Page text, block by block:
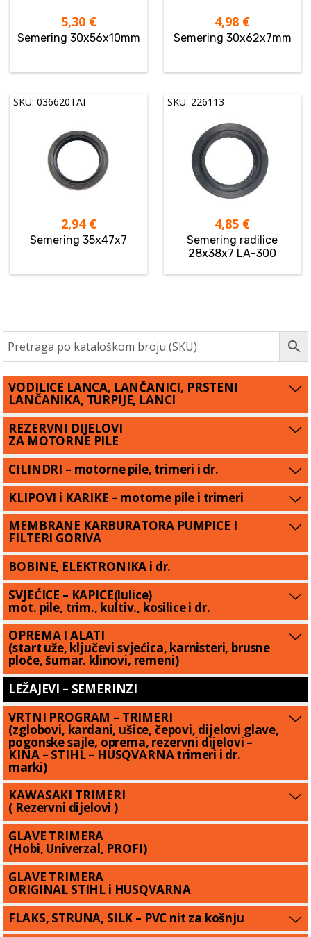
5,30 €
Semering 30x56x10mm
4,98 €
Semering 30x62x7mm
SKU: 036620TAI
2,94 €
Semering 35x47x7
SKU: 226113
4,85 €
Semering radilice
28x38x7 LA-300
VODILICE LANCA, LANČANICI, PRSTENI
LANČANIKA, TURPIJE, LANCI
REZERVNI DIJELOVI
ZA MOTORNE PILE
CILINDRI – motorne pile, trimeri i dr.
KLIPOVI i KARIKE – motorne pile i trimeri
MEMBRANE KARBURATORA PUMPICE I
FILTERI GORIVA
BOBINE, ELEKTRONIKA i dr.
SVJEĆICE – KAPICE(lulice)
mot. pile, trim., kultiv., kosilice i dr.
OPREMA I ALATI
(start uže, ključevi svjećica, karnisteri, brusne
ploče, šumar. klinovi, remeni)
LEŽAJEVI – SEMERINZI
VRTNI PROGRAM – TRIMERI
(zglobovi, kardani, ušice, čepovi, dijelovi glave,
pogonske sajle, oprema, rezervni dijelovi –
KINA – STIHL – HUSQVARNA trimeri i dr.
marki)
KAWASAKI TRIMERI
( Rezervni dijelovi )
GLAVE TRIMERA
(Hobi, Univerzal, PROFI)
GLAVE TRIMERA
ORIGINAL STIHL i HUSQVARNA
FLAKS, STRUNA, SILK – PVC nit za košnju